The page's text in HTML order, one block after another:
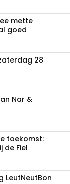
mette
goed
28
Nar &
toekomst:
de Fiel
LeutNeutBon